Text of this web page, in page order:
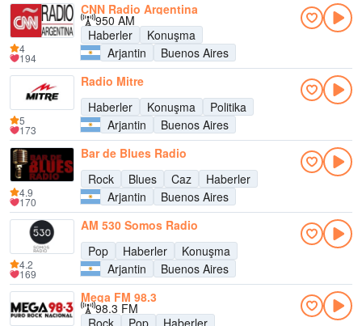
CNN Radio Argentina
950 AM
Haberler
Konuşma
Arjantin
Buenos Aires
4
194
Radio Mitre
Haberler
Konuşma
Politika
Arjantin
Buenos Aires
5
173
Bar de Blues Radio
Rock
Blues Caz
Haberler
Arjantin
Buenos Aires
4.9
170
AM 530 Somos Radio
Pop
Haberler
Konuşma
Arjantin
Buenos Aires
4.2
169
Mega FM 98.3
98.3 FM
Rock
Pop Haberler